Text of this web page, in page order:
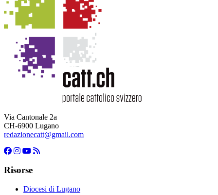
Via Cantonale 2a
CH-6900 Lugano
redazionecatt@gmail.com
Risorse
Diocesi di Lugano